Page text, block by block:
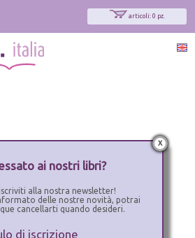
articoli: 0 pz.
x
ai nostri libri?
alla nostra newsletter!
delle nostre novità, potrai
cancellarti quando desideri.
di iscrizione